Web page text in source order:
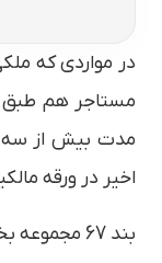
در مواردی كه
مستاجر هم طبق
مدت بیش از سه
اخیر در ورقه
بند 67 مجموعه بخشنامه های ثبتی